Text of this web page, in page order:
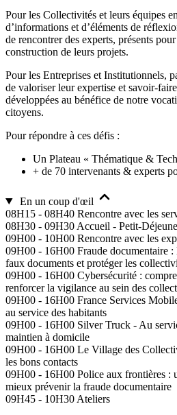
Pour les Collectivités et leurs équipes
d’informations et d’éléments de
de rencontrer des experts, présents
construction de leurs projets.
Pour les Entreprises et Institutionnels,
de valoriser leur expertise et savoir-
développées au bénéfice de notre
citoyens.
Pour répondre à ces défis :
Un Plateau « Thématique &
+ de 70 intervenants & experts
En un coup d'œil
08H15 - 08H40 Rencontre avec les
08H30 - 09H30 Accueil - Petit-
09H00 - 10H00 Rencontre avec les
09H00 - 16H00 Fraude documentaire
faux documents et protéger les
09H00 - 16H00 Cybersécurité :
renforcer la vigilance au sein des
09H00 - 16H00 France Services
au service des habitants
09H00 - 16H00 Silver Truck - Au
maintien à domicile
09H00 - 16H00 Le Village des
les bons contacts
09H00 - 16H00 Police aux frontières :
mieux prévenir la fraude documentaire
09H45 - 10H30 Ateliers